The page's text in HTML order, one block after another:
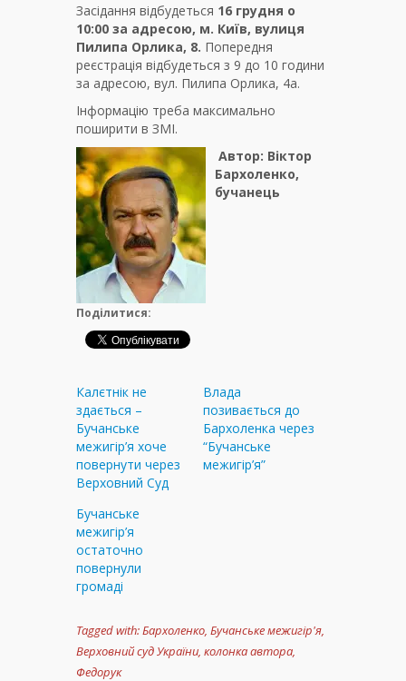
Засідання відбудеться 16 грудня о
10:00 за адресою, м. Київ, вулиця
Пилипа Орлика, 8. Попередня
реєстрація відбудеться з 9 до 10 години
за адресою, вул. Пилипа Орлика, 4а.
Інформацію треба максимально
поширити в ЗМІ.
Автор: Віктор
Бархоленко,
бучанець
Поділитися:
Калєтнік не
здається –
Бучанське
межигір’я хоче
повернути через
Верховний Суд
Влада
позивається до
Бархоленка через
“Бучанське
межигір’я”
Бучанське
межигір’я
остаточно
повернули
громаді
Tagged with:Бархоленко Бучанське межигір'я
Верховний суд України колонка автора
Федорук